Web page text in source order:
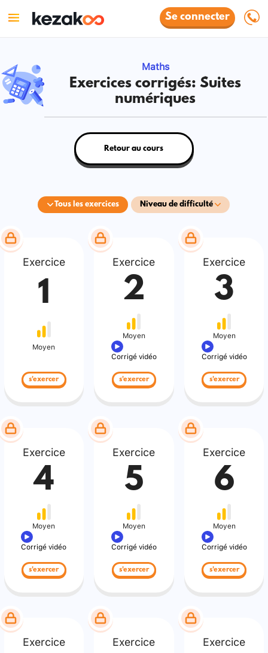
Se connecter
Maths
Exercices corrigés: Suites
numériques
Tous les exercices Niveau de difficulté
Retour au cours
Exercice
1
Moyen
s'exercer
Exercice
2
Moyen
Corrigé vidéo
s'exercer
Exercice
3
Moyen
Corrigé vidéo
s'exercer
Exercice
4
Moyen
Corrigé vidéo
s'exercer
Exercice
5
Moyen
Corrigé vidéo
s'exercer
Exercice
6
Moyen
Corrigé vidéo
s'exercer
Exercice Exercice Exercice